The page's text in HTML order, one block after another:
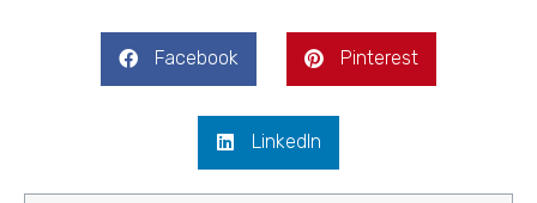
Facebook Pinterest
LinkedIn